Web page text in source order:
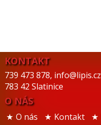
KONTAKT
739 473 878, info@lipis.cz
783 42 Slatinice
O NÁS
O nás Kontakt